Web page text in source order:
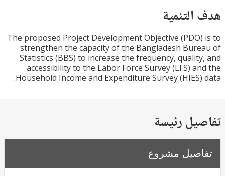
The proposed Project Development Objective
strengthen the capacity of the Bangladesh
Statistics (BBS) to increase the frequency,
accessibility to the Labor Force Survey (LFS)
Household Income and Expenditure Survey
رئيسة
مشروع